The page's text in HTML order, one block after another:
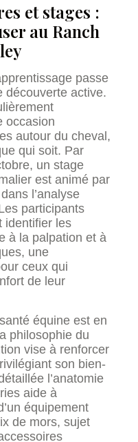
et stages :
au Ranch
passe
découverte active.
occasion
autour du cheval,
qui soit. Par
un stage
est animé par
l’analyse
participants
identifier les
à la palpation et à
une
ceux qui
de leur
équine est en
philosophie du
vise à renforcer
son bien-
l’anatomie
aide à
équipement
de mors, sujet